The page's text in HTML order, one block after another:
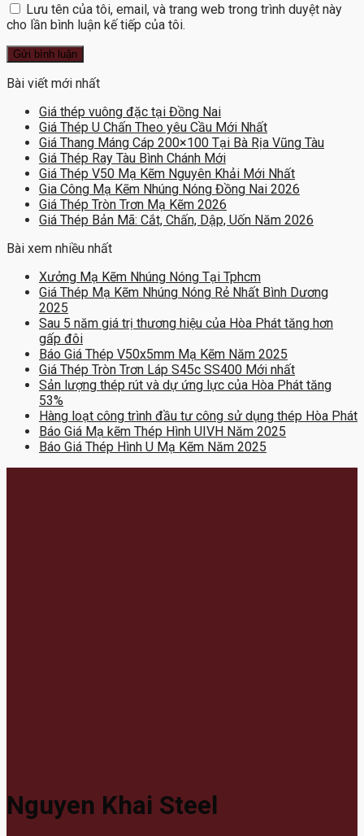
Lưu tên của tôi, email, và trang web trong trình duyệt này
cho lần bình luận kế tiếp của tôi.
Bài viết mới nhất
Giá thép vuông đặc tại Đồng Nai
Giá Thép U Chấn Theo yêu Cầu Mới Nhất
Giá Thang Máng Cáp 200×100 Tại Bà Rịa Vũng Tàu
Giá Thép Ray Tàu Bình Chánh Mới
Giá Thép V50 Mạ Kẽm Nguyên Khải Mới Nhất
Gia Công Mạ Kẽm Nhúng Nóng Đồng Nai 2026
Giá Thép Tròn Trơn Mạ Kẽm 2026
Giá Thép Bản Mã: Cắt, Chấn, Dập, Uốn Năm 2026
Bài xem nhiều nhất
Xưởng Mạ Kẽm Nhúng Nóng Tại Tphcm
Giá Thép Mạ Kẽm Nhúng Nóng Rẻ Nhất Bình Dương
2025
Sau 5 năm giá trị thương hiệu của Hòa Phát tăng hơn
gấp đôi
Báo Giá Thép V50x5mm Mạ Kẽm Năm 2025
Giá Thép Tròn Trơn Láp S45c SS400 Mới nhất
Sản lượng thép rút và dự ứng lực của Hòa Phát tăng
53%
Hàng loạt công trình đầu tư công sử dụng thép Hòa Phát
Báo Giá Mạ kẽm Thép Hình UIVH Năm 2025
Báo Giá Thép Hình U Mạ Kẽm Năm 2025
Nguyen Khai Steel